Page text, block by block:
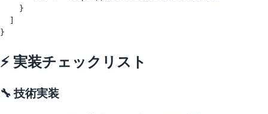
    }
  ]
⚡ 実装チェックリスト
🔧 技術実装